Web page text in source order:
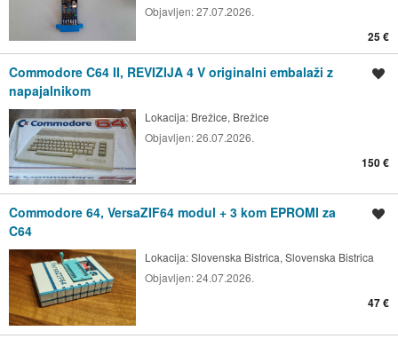
Objavljen:27.07.2026.
25 €
Commodore C64 II, REVIZIJA 4 V originalni embalaži z
napajalnikom
Lokacija: Brežice, Brežice
Objavljen:26.07.2026.
150 €
Commodore 64, VersaZIF64 modul + 3 kom EPROMI za
C64
Lokacija:Slovenska Bistrica, Slovenska Bistrica
Objavljen:24.07.2026.
47 €